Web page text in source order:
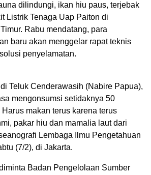
dilindungi, ikan hiu paus, terjebak
Listrik Tenaga Uap Paiton di
Rabu mendatang, para
baru akan menggelar rapat teknis
penyelamatan.
Teluk Cenderawasih (Nabire Papua),
mengonsumsi setidaknya 50
makan terus karena terus
pakar hiu dan mamalia laut dari
Lembaga Ilmu Pengetahuan
(7/2), di Jakarta.
Badan Pengelolaan Sumber